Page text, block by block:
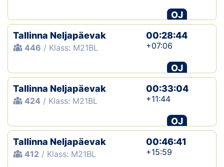
OJ
Tallinna Neljapäevak
446 / Klass: M21BL
00:28:44
+07:06
OJ
Tallinna Neljapäevak
424 / Klass: M21BL
00:33:04
+11:44
OJ
Tallinna Neljapäevak
412 / Klass: M21BL
00:46:41
+15:59